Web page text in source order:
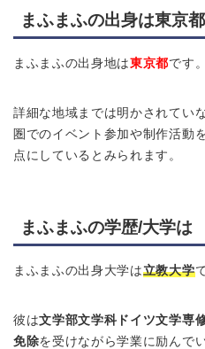
まふまふの出身は東京都
まふまふの出身地は東京都です。
詳細な地域までは明かされてい
圏でのイベント参加や制作活動
点にしているとみられます。
まふまふの学歴/大学は
まふまふの出身大学は立教大学
彼は文学部文学科ドイツ文学専
免除を受けながら学業に励んで